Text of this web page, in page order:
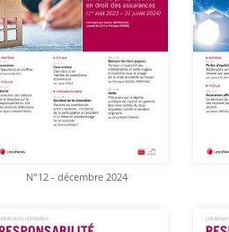
N°12 - décembre 2024